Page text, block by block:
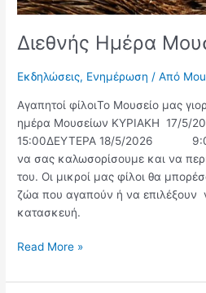
Διεθνής Ημέρα
Εκδηλώσεις, Ενημέρωση / Από
Αγαπητοί φίλοιΤο Μουσείο μας
ημέρα Μουσείων ΚΥΡΙΑΚΗ 17/5/
15:00ΔΕΥΤΕΡΑ 18/5/2026
να σας καλωσορίσουμε και να
του. Οι μικροί μας φίλοι θα
ζώα που αγαπούν ή να επιλέξουν
κατασκευή.
Read More »